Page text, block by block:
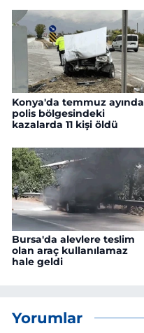
Konya'da temmuz ayında
polis bölgesindeki
kazalarda 11 kişi öldü
Bursa'da alevlere teslim
olan araç kullanılamaz
hale geldi
Yorumlar